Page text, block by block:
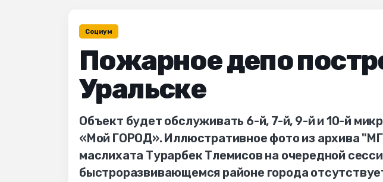
Социум
Пожарное депо
Уральске
Объект будет обслуживать 6-й, 7-й, 9-й и 10-й
«Мой ГОРОД». Иллюстративное фото из архива
маслихата Турарбек Тлемисов на очередной
быстроразвивающемся районе города